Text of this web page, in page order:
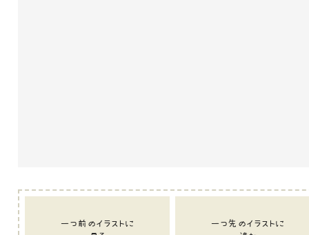
一つ前のイラストに
一つ先のイラストに